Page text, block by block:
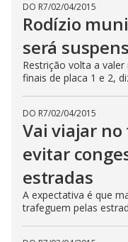
DO R7/02/04/2015
Rodízio
será
Restrição volta a
finais de placa 1 e 2,
DO R7/02/04/2015
Vai viajar no
evitar
estradas
A expectativa é que
trafeguem pelas